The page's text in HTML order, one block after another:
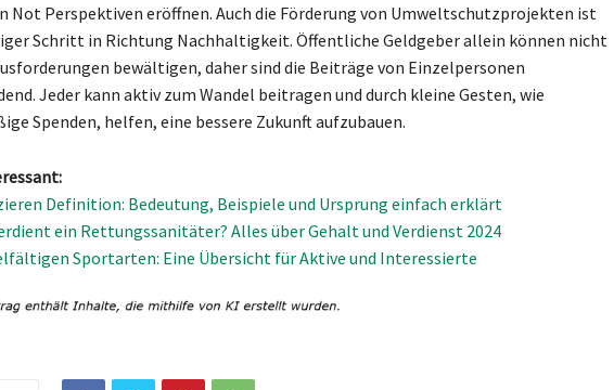
Not Perspektiven eröffnen. Auch die Förderung von Umweltschutzprojekten ist
Schritt in Richtung Nachhaltigkeit. Öffentliche Geldgeber allein können nicht
bewältigen, daher sind die Beiträge von Einzelpersonen
Jeder kann aktiv zum Wandel beitragen und durch kleine Gesten, wie
Spenden, helfen, eine bessere Zukunft aufzubauen.
Definition: Bedeutung, Beispiele und Ursprung einfach erklärt
ein Rettungssanitäter? Alles über Gehalt und Verdienst 2024
Sportarten: Eine Übersicht für Aktive und Interessierte